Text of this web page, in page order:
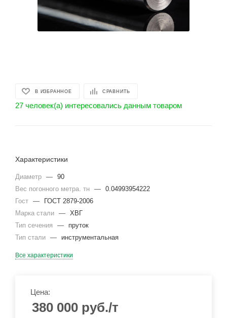
В ИЗБРАННОЕ СРАВНИТЬ
27 человек(а) интересовались данным товаром
Характеристики
Диаметр — 90
Вес погонного метра. тн — 0.04993954222
Гост —
ГОСТ 2879-2006
Марка стали — ХВГ
Тип сечения
—
пруток
Тип стали — инструментальная
Все характеристики
Цена:
380 000 руб./т